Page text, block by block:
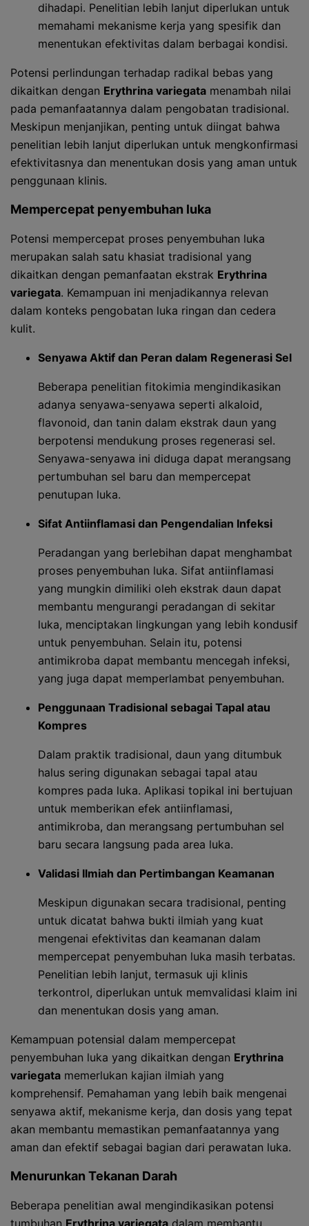
dihadapi. Penelitian lebih lanjut diperlukan untuk
memahami mekanisme kerja yang spesifik dan
menentukan efektivitas dalam berbagai kondisi.
Potensi perlindungan terhadap radikal bebas yang
dikaitkan dengan Erythrina variegata menambah nilai
pada pemanfaatannya dalam pengobatan tradisional.
Meskipun menjanjikan, penting untuk diingat bahwa
penelitian lebih lanjut diperlukan untuk mengkonfirmasi
efektivitasnya dan menentukan dosis yang aman untuk
penggunaan klinis.
Mempercepat penyembuhan luka
Potensi mempercepat proses penyembuhan luka
merupakan salah satu khasiat tradisional yang
dikaitkan dengan pemanfaatan ekstrak Erythrina
variegata. Kemampuan ini menjadikannya relevan
dalam konteks pengobatan luka ringan dan cedera
kulit.
Senyawa Aktif dan Peran dalam Regenerasi Sel
Beberapa penelitian fitokimia mengindikasikan
adanya senyawa-senyawa seperti alkaloid,
flavonoid, dan tanin dalam ekstrak daun yang
berpotensi mendukung proses regenerasi sel.
Senyawa-senyawa ini diduga dapat merangsang
pertumbuhan sel baru dan mempercepat
penutupan luka.
Sifat Antiinflamasi dan Pengendalian Infeksi
Peradangan yang berlebihan dapat menghambat
proses penyembuhan luka. Sifat antiinflamasi
yang mungkin dimiliki oleh ekstrak daun dapat
membantu mengurangi peradangan di sekitar
luka, menciptakan lingkungan yang lebih kondusif
untuk penyembuhan. Selain itu, potensi
antimikroba dapat membantu mencegah infeksi,
yang juga dapat memperlambat penyembuhan.
Penggunaan Tradisional sebagai Tapal atau
Kompres
Dalam praktik tradisional, daun yang ditumbuk
halus sering digunakan sebagai tapal atau
kompres pada luka. Aplikasi topikal ini bertujuan
untuk memberikan efek antiinflamasi,
antimikroba, dan merangsang pertumbuhan sel
baru secara langsung pada area luka.
Validasi Ilmiah dan Pertimbangan Keamanan
Meskipun digunakan secara tradisional, penting
untuk dicatat bahwa bukti ilmiah yang kuat
mengenai efektivitas dan keamanan dalam
mempercepat penyembuhan luka masih terbatas.
Penelitian lebih lanjut, termasuk uji klinis
terkontrol, diperlukan untuk memvalidasi klaim ini
dan menentukan dosis yang aman.
Kemampuan potensial dalam mempercepat
penyembuhan luka yang dikaitkan dengan Erythrina
variegata memerlukan kajian ilmiah yang
komprehensif. Pemahaman yang lebih baik mengenai
senyawa aktif, mekanisme kerja, dan dosis yang tepat
akan membantu memastikan pemanfaatannya yang
aman dan efektif sebagai bagian dari perawatan luka.
Menurunkan Tekanan Darah
Beberapa penelitian awal mengindikasikan potensi
tumbuhan Erythrina variegata dalam membantu